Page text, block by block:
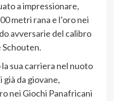
a impressionare,
metri rana e l’oro nei
avversarie del calibro
sua carriera nel nuoto
da giovane,
nei Giochi Panafricani